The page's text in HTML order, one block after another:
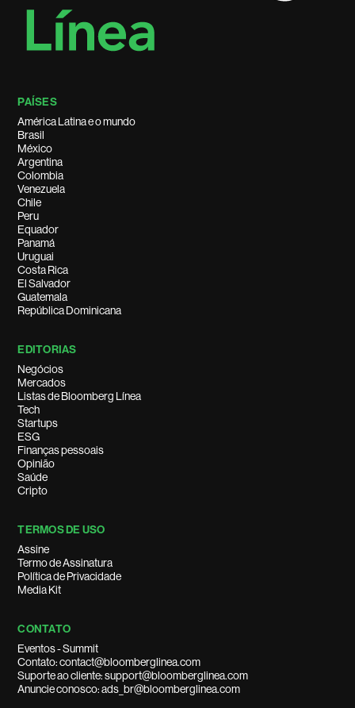
PAÍSES
América Latina e o mundo
Brasil
México
Argentina
Colombia
Venezuela
Chile
Peru
Equador
Panamá
Uruguai
Costa Rica
El Salvador
Guatemala
República Dominicana
EDITORIAS
Negócios
Mercados
Listas de Bloomberg Línea
Tech
Startups
ESG
Finanças pessoais
Opinião
Saúde
Cripto
TERMOS DE USO
Assine
Termo de Assinatura
Política de Privacidade
Media Kit
CONTATO
Eventos - Summit
Contato: contact@bloomberglinea.com
Suporte ao cliente: support@bloomberglinea.com
Anuncie conosco: ads_br@bloomberglinea.com